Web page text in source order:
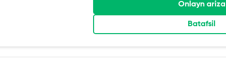
Onlayn ariza
Batafsil